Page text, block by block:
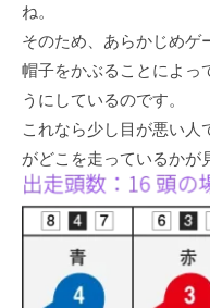
ね。
そのため、あらかじめゲ
帽子をかぶることによっ
うにしているのです。
これなら少し目が悪い人
がどこを走っているかが